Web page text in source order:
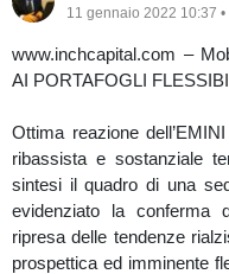
11 gennaio 2022 10:37 •
www.inchcapital.com –
AI PORTAFOGLI
Ottima reazione
ribassista e sostanziale
sintesi il quadro di una
evidenziato la conferma
ripresa delle tendenze
prospettica ed imminente